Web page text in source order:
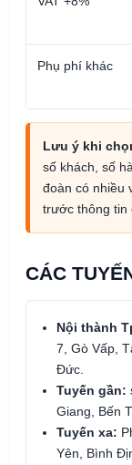
Phụ phí khác
Lưu ý khi
số khách, số
đoàn có nhiều
trước thông tin
CÁC
Nội thành
7, Gò Vấp,
Đức.
Tuyến gần:
Giang, Bến
Tuyến xa:
Yên, Bình